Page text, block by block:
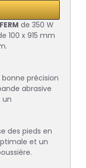
de 350 W
100 x 915 mm
précision
abrasive
un
des pieds en
et un